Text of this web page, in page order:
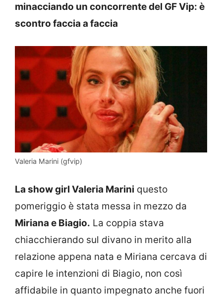
minacciando un concorrente del GF Vip: è
scontro faccia a faccia
Valeria Marini (gfvip)
La show girl Valeria Marini questo
pomeriggio è stata messa in mezzo da
Miriana e Biagio. La coppia stava
chiacchierando sul divano in merito alla
relazione appena nata e Miriana cercava di
capire le intenzioni di Biagio, non così
affidabile in quanto impegnato anche fuori